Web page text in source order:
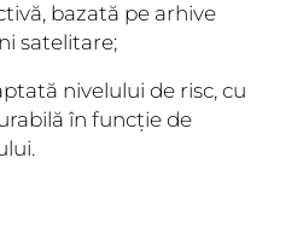
, bazată pe arhive
satelitare;
nivelului de risc, cu
în funcție de